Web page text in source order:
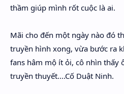
thầm giúp mình rốt cuộc là ai.
Mãi cho đến một ngày nào đó
truyền hình xong, vừa bước ra
fans hâm mộ ít ỏi, cô nhìn
truyền thuyết....Cố Duật Ninh.